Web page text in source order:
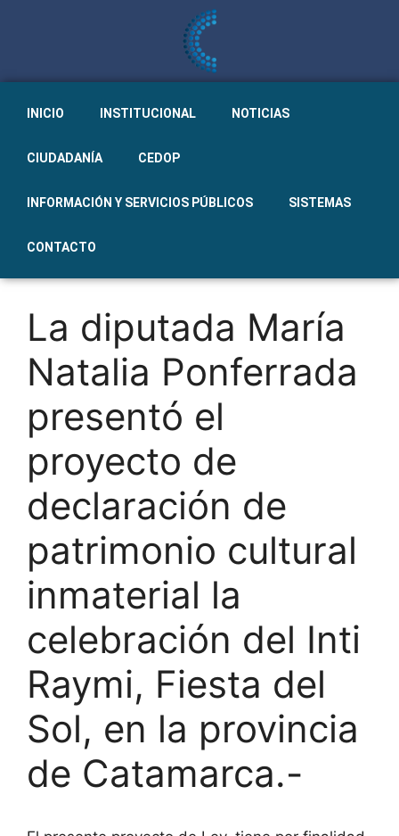
INICIO INSTITUCIONAL NOTICIAS
CIUDADANÍA CEDOP
INFORMACIÓN Y SERVICIOS PÚBLICOS SISTEMAS
CONTACTO
La diputada María
Natalia Ponferrada
presentó el
proyecto de
declaración de
patrimonio cultural
inmaterial la
celebración del Inti
Raymi, Fiesta del
Sol, en la provincia
de Catamarca.-